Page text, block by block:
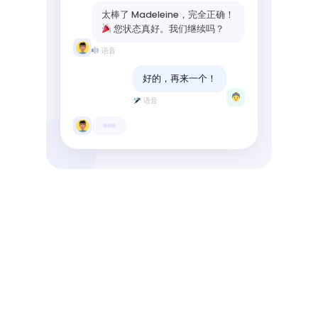
太棒了 Madeleine，完全正确！
您状态真好。我们继续吗？
语音
好的，再来一个！
语音